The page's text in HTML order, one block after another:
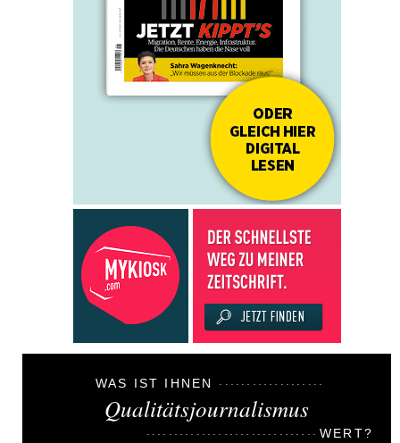
WAS IST IHNEN
Qualitätsjournalismus
WERT?